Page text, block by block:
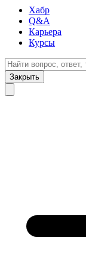
Хабр
Q&A
Карьера
Курсы
Закрыть